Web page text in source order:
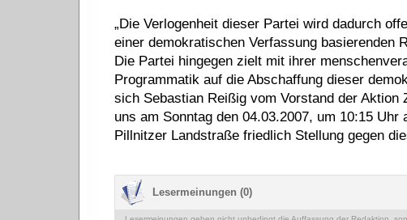
„Die Verlogenheit dieser Partei wird dadurch
einer demokratischen Verfassung basierenden
Die Partei hingegen zielt mit ihrer
Programmatik auf die Abschaffung dieser
sich Sebastian Reißig vom Vorstand der Aktion
uns am Sonntag den 04.03.2007, um 10:15
Pillnitzer Landstraße friedlich Stellung gegen
Lesermeinungen (0)